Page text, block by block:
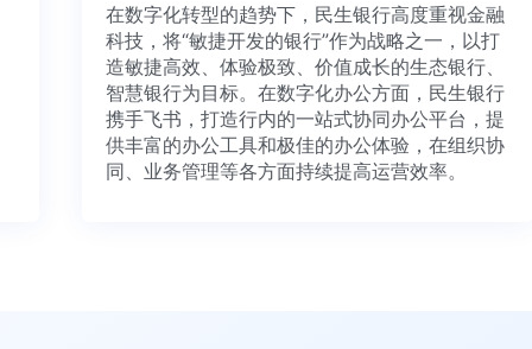
在数字化转型的趋势下，民生银行高度重视金融
科技，将“敏捷开发的银行”作为战略之一，以打
造敏捷高效、体验极致、价值成长的生态银行、
智慧银行为目标。在数字化办公方面，民生银行
携手飞书，打造行内的一站式协同办公平台，提
供丰富的办公工具和极佳的办公体验，在组织协
同、业务管理等各方面持续提高运营效率。